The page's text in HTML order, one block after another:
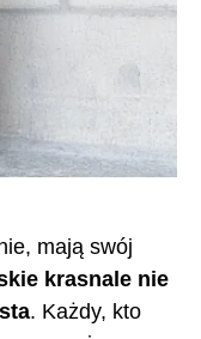
mają swój
krasnale nie
. Każdy, kto